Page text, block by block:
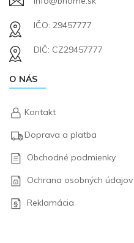
IČO: 29457777
DIČ: CZ29457777
O NÁS
Kontakt
Doprava a platba
Obchodné podmienky
Ochrana osobných údajov
Reklamácia